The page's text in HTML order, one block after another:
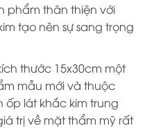
phẩm thân thiện với
tạo nên sự sang trọng
thước 15x30cm một
mẫu mới và thuộc
lát khắc kim trung
trị về mặt thẩm mỹ rất